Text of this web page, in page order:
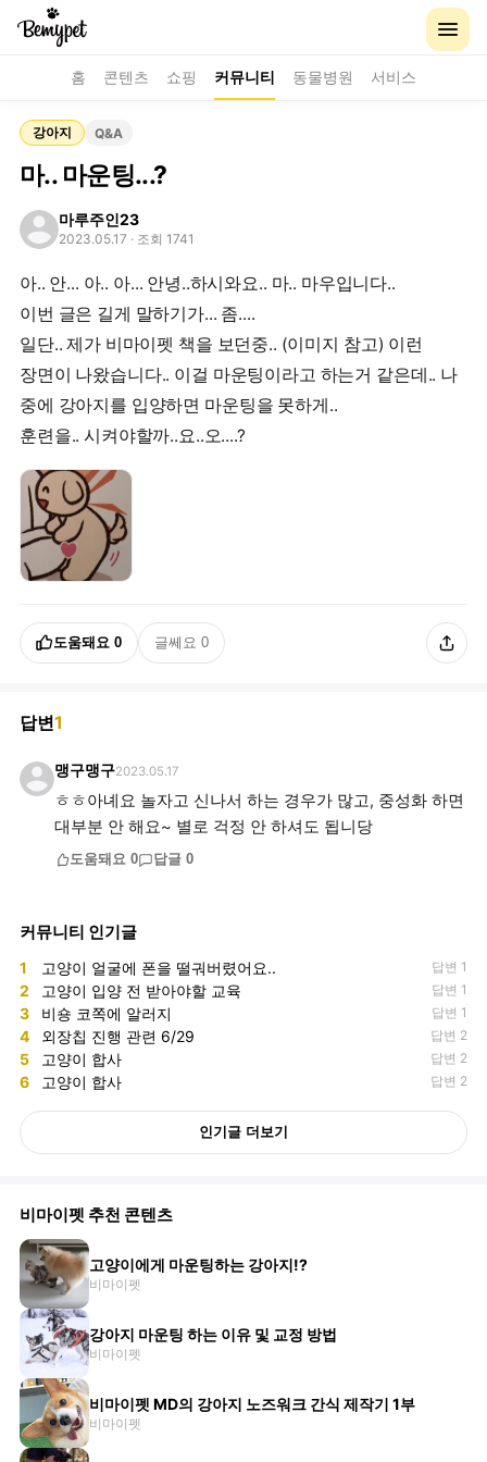
홈 콘텐츠 쇼핑 커뮤니티 동물병원 서비스
강아지 Q&A
마.. 마운팅...?
마루주인23
2023.05.17 · 조회 1741
아.. 안... 아.. 아... 안녕..하시와요.. 마.. 마우입니다..
이번 글은 길게 말하기가... 좀....
일단.. 제가 비마이펫 책을 보던중.. (이미지 참고) 이런
장면이 나왔습니다.. 이걸 마운팅이라고 하는거 같은데.. 나
중에 강아지를 입양하면 마운팅을 못하게..
훈련을.. 시켜야할까..요..오....?
도움돼요 0 글쎄요 0
답변1
맹구맹구2023.05.17
ㅎㅎ아녜요 놀자고 신나서 하는 경우가 많고, 중성화 하면
대부분 안 해요~ 별로 걱정 안 하셔도 됩니당
도움돼요 0 답글 0
커뮤니티 인기글
1 고양이 얼굴에 폰을 떨궈버렸어요.. 답변 1
2 고양이 입양 전 받아야할 교육 답변 1
3 비숑 코쪽에 알러지 답변 1
4 외장칩 진행 관련 6/29 답변 2
5 고양이 합사 답변 2
6 고양이 합사 답변 2
인기글 더보기
비마이펫 추천 콘텐츠
고양이에게 마운팅하는 강아지!?
비마이펫
강아지 마운팅 하는 이유 및 교정 방법
비마이펫
비마이펫 MD의 강아지 노즈워크 간식 제작기 1부
비마이펫